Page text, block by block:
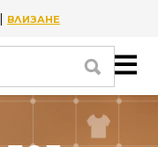
| ВЛИЗАНЕ